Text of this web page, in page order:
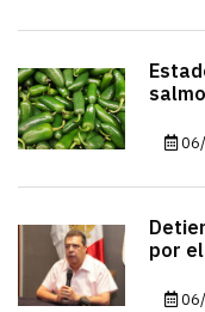
por